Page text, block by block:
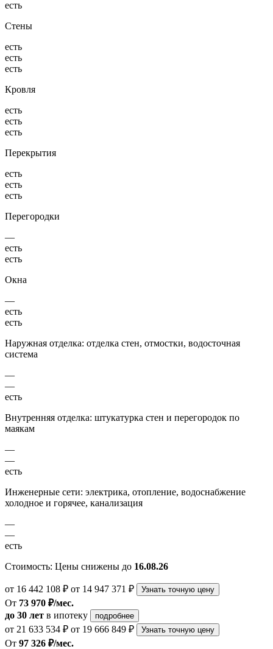
есть
Стены
есть
есть
есть
Кровля
есть
есть
есть
Перекрытия
есть
есть
есть
Перегородки
—
есть
есть
Окна
—
есть
есть
Наружная отделка: отделка стен, отмостки, водосточная
система
—
—
есть
Внутренняя отделка: штукатурка стен и перегородок по
маякам
—
—
есть
Инженерные сети: электрика, отопление, водоснабжение
холодное и горячее, канализация
—
—
есть
Стоимость: Цены снижены до 16.08.26
от 16 442 108 ₽ от 14 947 371 ₽ Узнать точную цену
От 73 970 ₽/мес.
до 30 лет в ипотеку подробнее
от 21 633 534 ₽ от 19 666 849 ₽ Узнать точную цену
От 97 326 ₽/мес.